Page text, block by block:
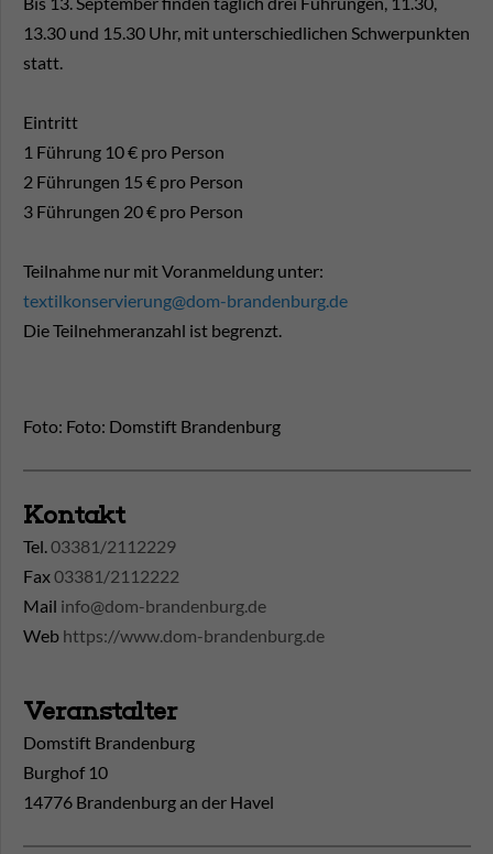
13.30 und 15.30 Uhr, mit unterschiedlichen Schwerpunkten
statt.
Eintritt
1 Führung 10 € pro Person
2 Führungen 15 € pro Person
3 Führungen 20 € pro Person
Teilnahme nur mit Voranmeldung unter:
textilkonservierung@dom-brandenburg.de
Die Teilnehmeranzahl ist begrenzt.
Foto: Foto: Domstift Brandenburg
Kontakt
Tel.03381/2112229
Fax03381/2112222
Mail info@dom-brandenburg.de
Web https://www.dom-brandenburg.de
Veranstalter
Domstift Brandenburg
Burghof 10
14776 Brandenburg an der Havel